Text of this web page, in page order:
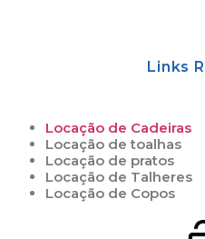
Links
Locação de Cadeiras
Locação de toalhas
Locação de pratos
Locação de Talheres
Locação de Copos